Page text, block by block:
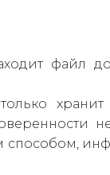
файл
способом,